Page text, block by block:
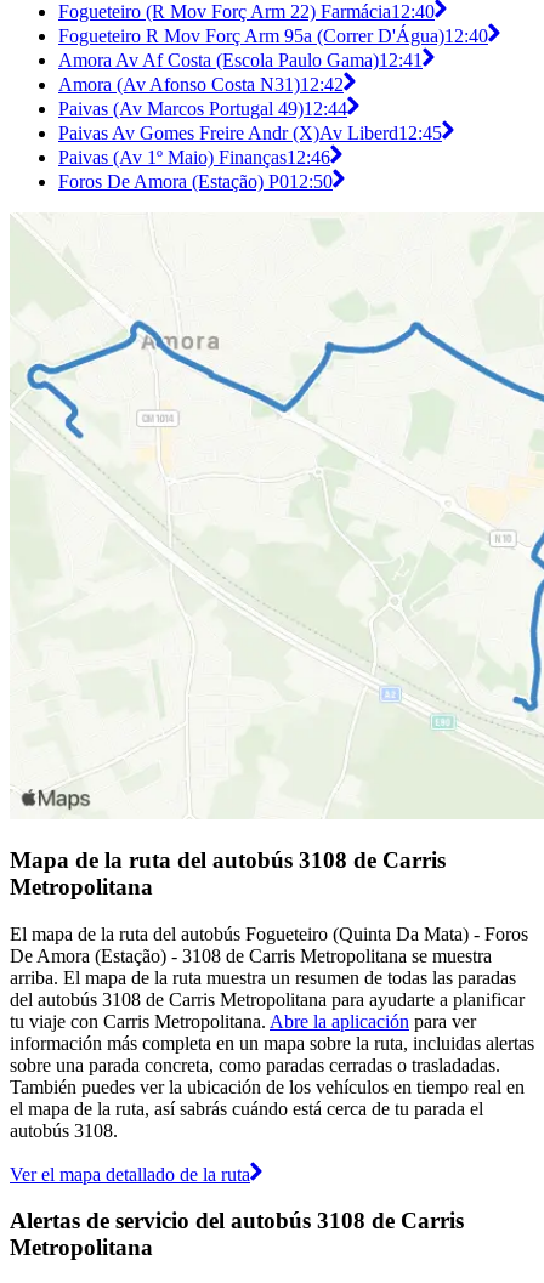
Fogueteiro (R Mov Forç Arm 22) Farmácia12:40
Fogueteiro R Mov Forç Arm 95a (Correr D'Água)12:40
Amora Av Af Costa (Escola Paulo Gama)12:41
Amora (Av Afonso Costa N31)12:42
Paivas (Av Marcos Portugal 49)12:44
Paivas Av Gomes Freire Andr (X)Av Liberd12:45
Paivas (Av 1º Maio) Finanças12:46
Foros De Amora (Estação) P012:50
Mapa de la ruta del autobús 3108 de Carris
Metropolitana
El mapa de la ruta del autobús Fogueteiro (Quinta Da Mata) - Foros
De Amora (Estação) - 3108 de Carris Metropolitana se muestra
arriba. El mapa de la ruta muestra un resumen de todas las paradas
del autobús 3108 de Carris Metropolitana para ayudarte a planificar
tu viaje con Carris Metropolitana. Abre la aplicación para ver
información más completa en un mapa sobre la ruta, incluidas alertas
sobre una parada concreta, como paradas cerradas o trasladadas.
También puedes ver la ubicación de los vehículos en tiempo real en
el mapa de la ruta, así sabrás cuándo está cerca de tu parada el
autobús 3108.
Ver el mapa detallado de la ruta
Alertas de servicio del autobús 3108 de Carris
Metropolitana